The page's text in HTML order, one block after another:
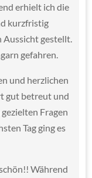
erhielt ich die
kurzfristig
Aussicht gestellt.
gefahren.
und herzlichen
gut betreut und
Fragen
Tag ging es
Während